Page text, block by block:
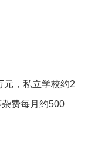
元，私立学校约2
费每月约500